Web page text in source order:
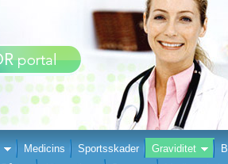
Medicins Sportsskader Graviditet